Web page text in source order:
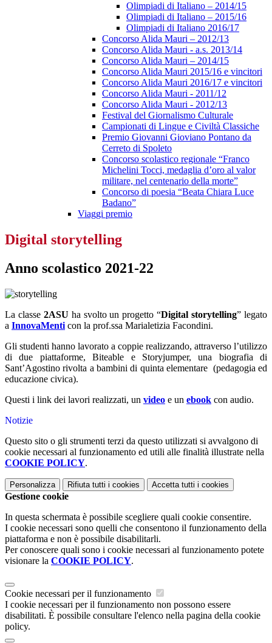
Olimpiadi di Italiano – 2014/15
Olimpiadi di Italiano – 2015/16
Olimpiadi di Italiano 2016/17
Concorso Alida Mauri – 2012/13
Concorso Alida Mauri - a.s. 2013/14
Concorso Alida Mauri – 2014/15
Concorso Alida Mauri 2015/16 e vincitori
Concorso Alida Mauri 2016/17 e vincitori
Concorso Alida Mauri - 2011/12
Concorso Alida Mauri - 2012/13
Festival del Giornalismo Culturale
Campionati di Lingue e Civiltà Classiche
Premio Giovanni Gioviano Pontano da
Cerreto di Spoleto
Concorso scolastico regionale “Franco
Michelini Tocci, medaglia d’oro al valor
militare, nel centenario della morte”
Concorso di poesia “Beata Chiara Luce
Badano”
Viaggi premio
Digital storytelling
Anno scolastico 2021-22
La classe 2ASU ha svolto un progetto “Digital storytelling” legato
a InnovaMenti con la prof.ssa Marialetizia Facondini.
Gli studenti hanno lavorato a coppie realizzando, attraverso l’utilizzo
di due piattaforme, Biteable e Storyjumper, una biografia di
Sant’Agostino rivolta a bambini di quinta elementare (pedagogia ed
educazione civica).
Questi i link dei lavori realizzati, un video e un ebook con audio.
Notizie
Questo sito o gli strumenti terzi da questo utilizzati si avvalgono di
cookie necessari al funzionamento ed utili alle finalità illustrate nella
COOKIE POLICY.
Personalizza Rifiuta tutti i cookies Accetta tutti i cookies
Gestione cookie
In questa schermata è possibile scegliere quali cookie consentire.
I cookie necessari sono quelli che consentono il funzionamento della
piattaforma e non è possibile disabilitarli.
Per conoscere quali sono i cookie necessari al funzionamento potete
visionare la COOKIE POLICY.
Cookie necessari per il funzionamento
I cookie necessari per il funzionamento non possono essere
disabilitati. È possibile consultare l'elenco nella pagina della cookie
policy.